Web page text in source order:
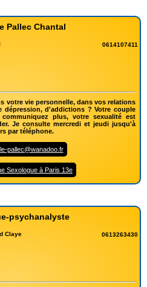
Pallec Chantal
0614107411
votre vie personnelle, dans vos relations
dépression, d'addictions ? Votre couple
plus, votre sexualité est
Je consulte mercredi et jeudi jusqu'à
par téléphone.
pallec@wanadoo.fr
Sexologue à Paris 13e
psychanalyste
Claye
0613263430